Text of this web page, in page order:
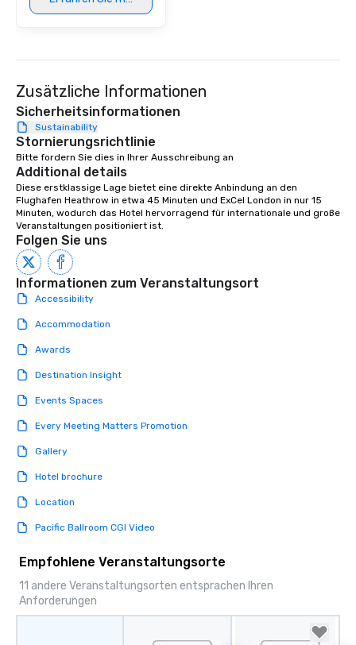
Zusätzliche Informationen
Sicherheitsinformationen
Sustainability
Stornierungsrichtlinie
Bitte fordern Sie dies in Ihrer Ausschreibung an
Additional details
Diese erstklassige Lage bietet eine direkte Anbindung an den
Flughafen Heathrow in etwa 45 Minuten und ExCel London in nur 15
Minuten, wodurch das Hotel hervorragend für internationale und große
Veranstaltungen positioniert ist.
Folgen Sie uns
Informationen zum Veranstaltungsort
Accessibility
Accommodation
Awards
Destination Insight
Events Spaces
Every Meeting Matters Promotion
Gallery
Hotel brochure
Location
Pacific Ballroom CGI Video
Empfohlene Veranstaltungsorte
11 andere Veranstaltungsorten entsprachen Ihren
Anforderungen